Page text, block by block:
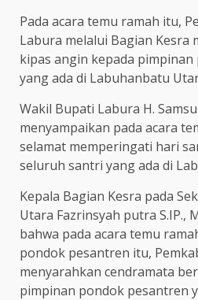
Pada acara temu ramah itu,
Labura melalui Bagian Kesra
kipas angin kepada
yang ada di Labuhanbatu
Wakil Bupati Labura H.
menyampaikan pada acara
selamat memperingati hari
seluruh santri yang ada di
Kepala Bagian Kesra pada
Utara Fazrinsyah putra S.IP.,
bahwa pada acara temu
pondok pesantren itu,
menyarahkan cendramata
pimpinan pondok pesantren